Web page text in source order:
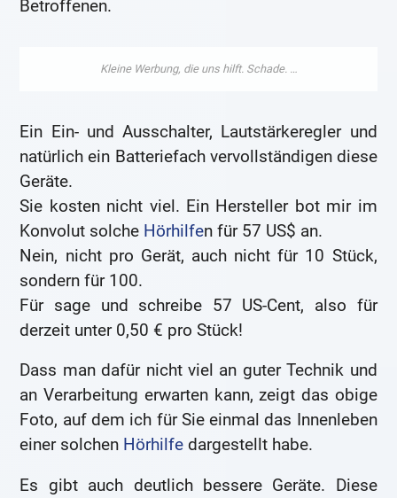
Betroffenen.
Ein Ein- und Ausschalter, Lautstärkeregler und
natürlich ein Batteriefach vervollständigen diese
Geräte.
Sie kosten nicht viel. Ein Hersteller bot mir im
Konvolut solche Hörhilfen für 57 US$ an.
Nein, nicht pro Gerät, auch nicht für 10 Stück,
sondern für 100.
Für sage und schreibe 57 US-Cent, also für
derzeit unter 0,50 € pro Stück!
Dass man dafür nicht viel an guter Technik und
an Verarbeitung erwarten kann, zeigt das obige
Foto, auf dem ich für Sie einmal das Innenleben
einer solchen Hörhilfe dargestellt habe.
Es gibt auch deutlich bessere Geräte. Diese